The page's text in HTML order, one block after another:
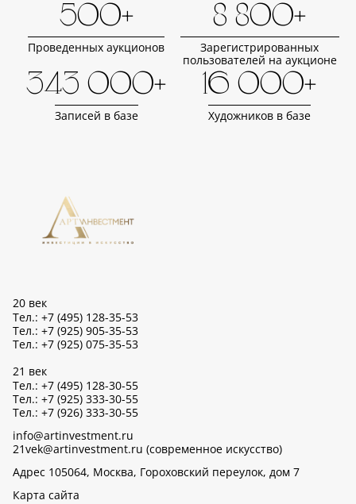
500+
Проведенных аукционов
8 800+
Зарегистрированных
пользователей на аукционе
343 000+
Записей в базе
16 000+
Художников в базе
20 век
Тел.: +7 (495) 128-35-53
Тел.: +7 (925) 905-35-53
Тел.: +7 (925) 075-35-53
21 век
Тел.: +7 (495) 128-30-55
Тел.: +7 (925) 333-30-55
Тел.: +7 (926) 333-30-55
info@artinvestment.ru
21vek@artinvestment.ru (современное искусство)
Адрес 105064, Москва, Гороховский переулок, дом 7
Карта сайта